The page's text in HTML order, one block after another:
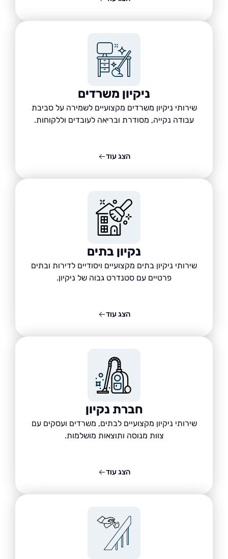
ניקיון משרדים
שירותי ניקיון משרדים מקצועיים לשמירה על סביבת
עבודה נקייה, מסודרת ובריאה לעובדים וללקוחות.
נקיון בתים
שירותי ניקיון בתים מקצועיים ויסודיים לדירות ובתים
פרטיים עם סטנדרט גבוה של ניקיון.
חברת נקיון
שירותי ניקיון מקצועיים לבתים, משרדים ועסקים עם
צוות מנוסה ותוצאות מושלמות.